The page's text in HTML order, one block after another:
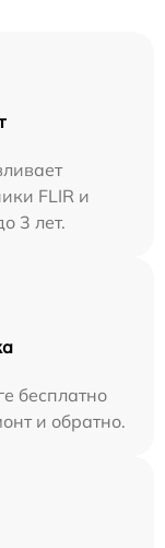
FLIR и
3 лет.
бесплатно
и обратно.